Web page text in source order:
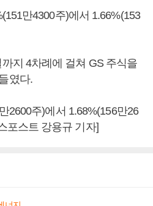
만4300주)에서 1.66%(153
지 4차례에 걸쳐 GS 주식을
였다.
2600주)에서 1.68%(156만26
포스트 강용규 기자]